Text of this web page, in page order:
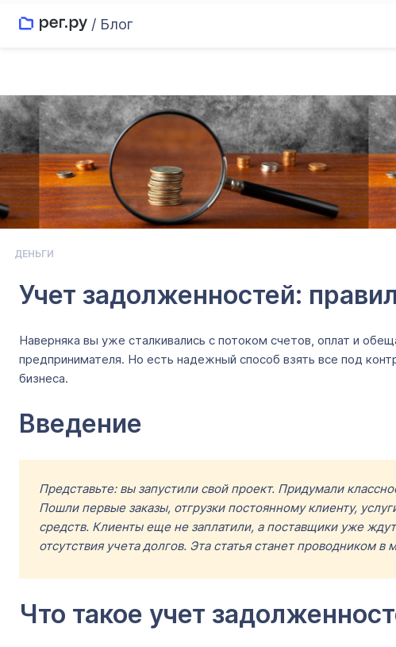
/ Блог
ДЕНЬГИ
Учет задолженностей:
Наверняка вы уже сталкивались с потоком счетов, оплат и
предпринимателя. Но есть надежный способ взять все под
бизнеса.
Введение
Представьте: вы запустили свой проект. Придумали
Пошли первые заказы, отгрузки постоянному клиенту,
средств. Клиенты еще не заплатили, а поставщики уже
отсутствия учета долгов. Эта статья станет проводником в
Что такое учет